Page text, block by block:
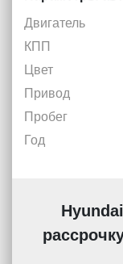
Двигатель
КПП
Цвет
Привод
Пробег
Год